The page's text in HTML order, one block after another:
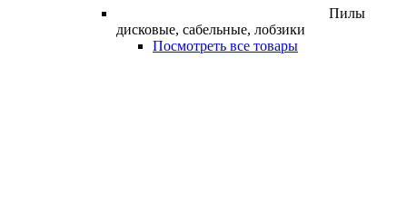
Пилы
дисковые, сабельные, лобзики
Посмотреть все товары